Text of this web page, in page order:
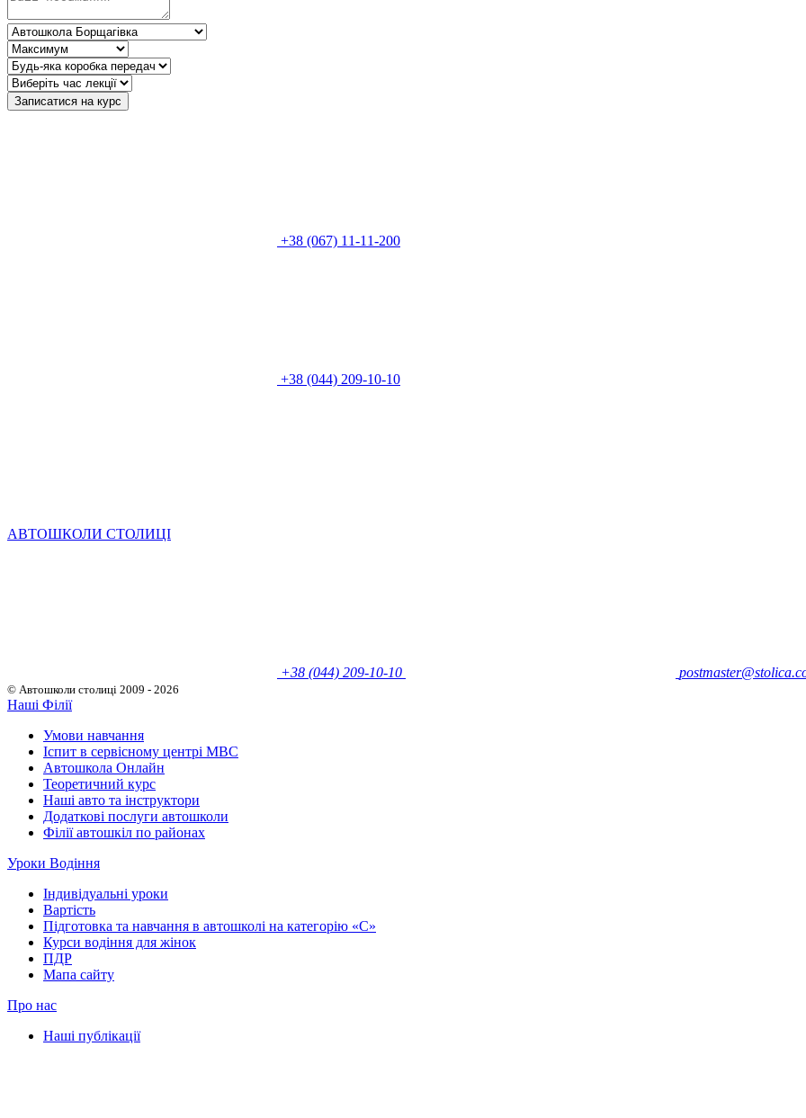
Записатися на курс
+38 (067) 11-11-200
+38 (044) 209-10-10
АВТОШКОЛИ СТОЛИЦІ
+38 (044) 209-10-10
© Автошколи столиці 2009 - 2026
Наші Філії
Умови навчання
Іспит в сервісному центрі МВС
Автошкола Онлайн
Теоретичний курс
Наші авто та інструктори
Додаткові послуги автошколи
Філії автошкіл по районах
Уроки Водіння
Індивідуальні уроки
Вартість
Підготовка та навчання в автошколі на категорію «C»
Курси водіння для жінок
ПДР
Мапа сайту
Про нас
Наші публікації